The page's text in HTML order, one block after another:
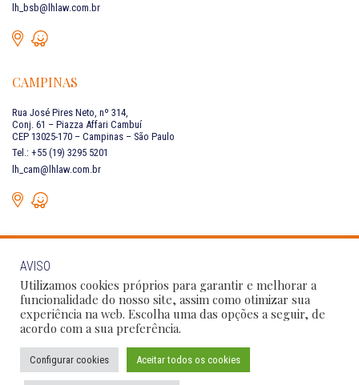
lh_bsb@lhlaw.com.br
CAMPINAS
Rua José Pires Neto, nº 314,
Conj. 61 – Piazza Affari Cambuí
CEP 13025-170 – Campinas – São Paulo
Tel.: +55 (19) 3295 5201
lh_cam@lhlaw.com.br
FALE CONOSCO
Siga as nossas redes sociais:
Política de Privacidade Condições de Uso
AVISO
Utilizamos cookies próprios para garantir e melhorar a
funcionalidade do nosso site, assim como otimizar sua
experiência na web. Escolha uma das opções a seguir, de
acordo com a sua preferência.
Configurar cookies Aceitar todos os cookies